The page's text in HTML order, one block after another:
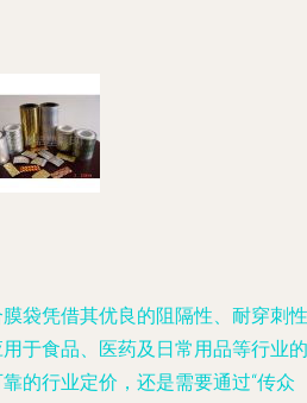
袋凭借其优良的阻隔性、耐穿刺性
于食品、医药及日常用品等行业的
的行业定价，还是需要通过“传众